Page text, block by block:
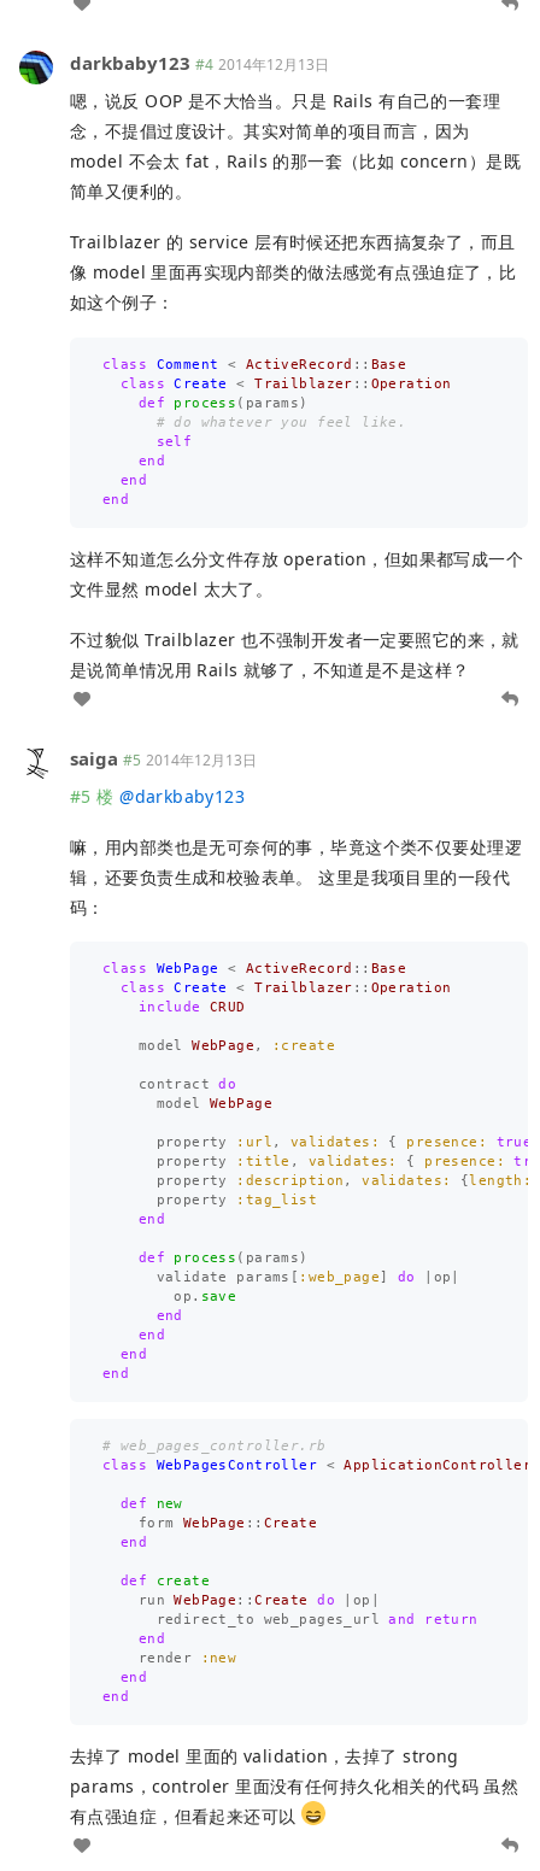
darkbaby123 #4 2014年12月13日
嗯，说反 OOP 是不大恰当。只是 Rails 有自己的一套理
念，不提倡过度设计。其实对简单的项目而言，因为
model 不会太 fat，Rails 的那一套（比如 concern）是既
简单又便利的。
Trailblazer 的 service 层有时候还把东西搞复杂了，而且
像 model 里面再实现内部类的做法感觉有点强迫症了，比
如这个例子：
class Comment < ActiveRecord :: Base
class
Create < Trailblazer :: Operation
def
process ( params )
# do whatever you feel like.
self
end
end
end
这样不知道怎么分文件存放 operation，但如果都写成一个
文件显然 model 太大了。
不过貌似 Trailblazer 也不强制开发者一定要照它的来，就
是说简单情况用 Rails 就够了，不知道是不是这样？
saiga #5 2014年12月13日
#5 楼 @darkbaby123
嘛，用内部类也是无可奈何的事，毕竟这个类不仅要处理逻
辑，还要负责生成和校验表单。 这里是我项目里的一段代
码：
class WebPage < ActiveRecord :: Base
class
Create < Trailblazer :: Operation
include
CRUD
model WebPage , :create
contract
do
model
WebPage
property :url , validates: { presence: true
property
:title , validates: { presence:
property
:description , validates: { length:
property
:tag_list
end
def process ( params )
validate
params :web_page do op
op . save
end
end
end
end
# web_pages_controller.rb
class
WebPagesController < ApplicationController
def
new
form
WebPage :: Create
end
def
create
run
WebPage ::Create do op
redirect_to
web_pages_url and
return
end
render
:new
end
end
去掉了 model 里面的 validation，去掉了 strong
params，controler 里面没有任何持久化相关的代码 虽然
有点强迫症，但看起来还可以